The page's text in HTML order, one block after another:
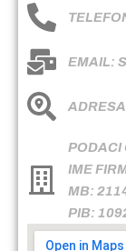
EMAIL:
PODACI
IME
MB:
PIB: